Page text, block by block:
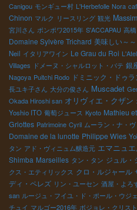
Canigou モンギュー村 L'Herbefolle Nora
Chinon マルク リースリング 観光
宮川さん ポンポワ2015年 S'ACCAPAU 高
Domaine Sylvère Trichard 美味しい～～
Neil イタリアワイン Le Grau du Roi
Villages ドメーヌ・シャルロット・バテ 銀
Nagoya Puitchi Rodo ドミニック・ドゥラ
長ユキ子さん 大分の俊さん Muscadet
Okada Hiroshi san オリヴィエ・クザン
Yoshio ITO 葡萄ジュース Kyoto Mathieu
Griottes Patrimoine Cyril ムーラン・ナ・ヴ
Domaine de la lunotte Philippe Wies
タン アド・ヴィニュム醸造元 エマニュ
Shimba Marseilles タン・タン ジュル・
クス・エティリックス クロ・ルジャール
ディ・ペレズ リン・ユーセン 酒屋・よろ
san ルージュ・フイユ・ド・ポール・ウジ
チュイ マルゴー2016年 ボジョレ・クリス